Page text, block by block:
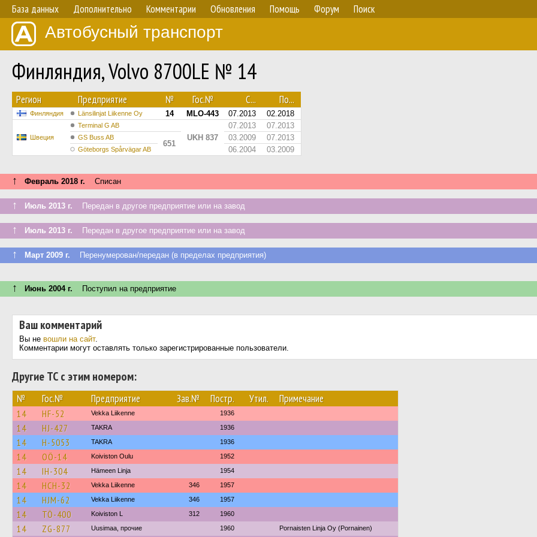
База данных Дополнительно Комментарии Обновления Помощь Форум Поиск
Автобусный транспорт
Финляндия, Volvo 8700LE № 14
Регион Предприятие № Гос.№ С... По...
Финляндия Länsilinjat Liikenne Oy 14 MLO-443 07.2013 02.2018
Швеция
Terminal G AB
UKH 837
07.2013 07.2013
GS Buss AB
651
03.2009 07.2013
Göteborgs Spårvägar AB 06.2004 03.2009
↑ Февраль 2018 г. Списан
↑ Июль 2013 г. Передан в другое предприятие или на завод
↑ Июль 2013 г. Передан в другое предприятие или на завод
↑ Март 2009 г. Перенумерован/передан (в пределах предприятия)
↑ Июнь 2004 г. Поступил на предприятие
Ваш комментарий
Вы не вошли на сайт.
Комментарии могут оставлять только зарегистрированные пользователи.
Другие ТС с этим номером:
№ Гос.№ Предприятие Зав.№ Постр. Утил. Примечание
14 HF-52 Vekka Liikenne 1936
14 HJ-427 TAKRA 1936
14 H-5053 TAKRA 1936
14 OÖ-14 Koiviston Oulu 1952
14 IH-304 Hämeen Linja 1954
14 HCH-32 Vekka Liikenne 346 1957
14 HJM-62 Vekka Liikenne 346 1957
14 TÖ-400 Koiviston L 312 1960
14 ZG-877 Uusimaa, прочие 1960 Pornaisten Linja Oy (Pornainen)